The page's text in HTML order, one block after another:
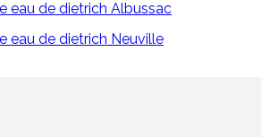
eau de dietrich Albussac
eau de dietrich Neuville